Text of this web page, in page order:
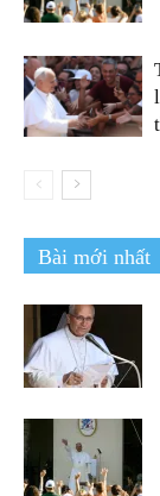
Bài mới nhất